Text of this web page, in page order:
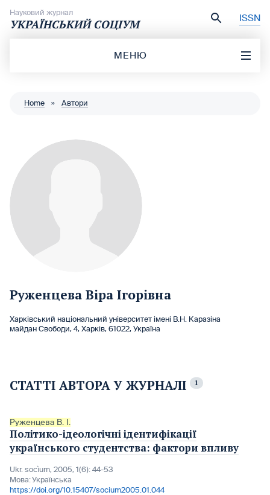
Науковий журнал
УКРАЇНСЬКИЙ СОЦІУМ ISSN
МЕНЮ
Home » Автори
Руженцева Віра Ігорівна
Харківський національний університет імені В.Н. Каразіна
майдан Свободи, 4, Харків, 61022, Україна
СТАТТІ АВТОРА У ЖУРНАЛІ 1
Руженцева В. І.
Політико-ідеологічні ідентифікації
українського студентства: фактори впливу
Ukr. socìum, 2005, 1(6): 44-53
Мова:Українська
https://doi.org/10.15407/socium2005.01.044